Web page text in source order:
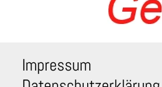
Impressum